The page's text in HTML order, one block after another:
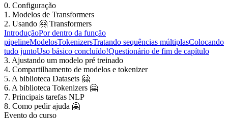
0. Configuração
1. Modelos de Transformers
2. Usando 🤗 Transformers
IntroduçãoPor dentro da função
pipelineModelosTokenizersTratando sequências múltiplasColocando
tudo juntoUso básico concluído!Questionário de fim de capítulo
3. Ajustando um modelo pré treinado
4. Compartilhamento de modelos e tokenizer
5. A biblioteca Datasets 🤗
6. A biblioteca Tokenizers 🤗
7. Principais tarefas NLP
8. Como pedir ajuda 🤗
Evento do curso